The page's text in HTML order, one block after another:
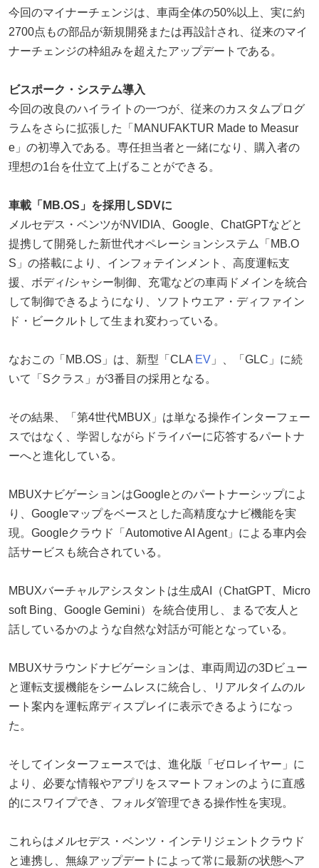
今回のマイナーチェンジは、車両全体の50%以上、実に約
2700点もの部品が新規開発または再設計され、従来のマイ
ナーチェンジの枠組みを超えたアップデートである。
ビスポーク・システム導入
今回の改良のハイライトの一つが、従来のカスタムプログ
ラムをさらに拡張した「MANUFAKTUR Made to Measur
e」の初導入である。専任担当者と一緒になり、購入者の
理想の1台を仕立て上げることができる。
車載「MB.OS」を採用しSDVに
メルセデス・ベンツがNVIDIA、Google、ChatGPTなどと
提携して開発した新世代オペレーションシステム「MB.O
S」の搭載により、インフォテインメント、高度運転支
援、ボディ/シャシー制御、充電などの車両ドメインを統合
して制御できるようになり、ソフトウエア・ディファイン
ド・ビークルトして生まれ変わっている。
なおこの「MB.OS」は、新型「CLA EV 」、「GLC」に続
いて「Sクラス」が3番目の採用となる。
その結果、「第4世代MBUX」は単なる操作インターフェー
スではなく、学習しながらドライバーに応答するパートナ
ーへと進化している。
MBUXナビゲーションはGoogleとのパートナーシップによ
り、Googleマップをベースとした高精度なナビ機能を実
現。Googleクラウド「Automotive AI Agent」による車内会
話サービスも統合されている。
MBUXバーチャルアシスタントは生成AI（ChatGPT、Micro
soft Bing、Google Gemini）を統合使用し、まるで友人と
話しているかのような自然な対話が可能となっている。
MBUXサラウンドナビゲーションは、車両周辺の3Dビュー
と運転支援機能をシームレスに統合し、リアルタイムのル
ート案内を運転席ディスプレイに表示できるようになっ
た。
そしてインターフェースでは、進化版「ゼロレイヤー」に
より、必要な情報やアプリをスマートフォンのように直感
的にスワイプでき、フォルダ管理できる操作性を実現。
これらはメルセデス・ベンツ・インテリジェントクラウド
と連携し、無線アップデートによって常に最新の状態へア